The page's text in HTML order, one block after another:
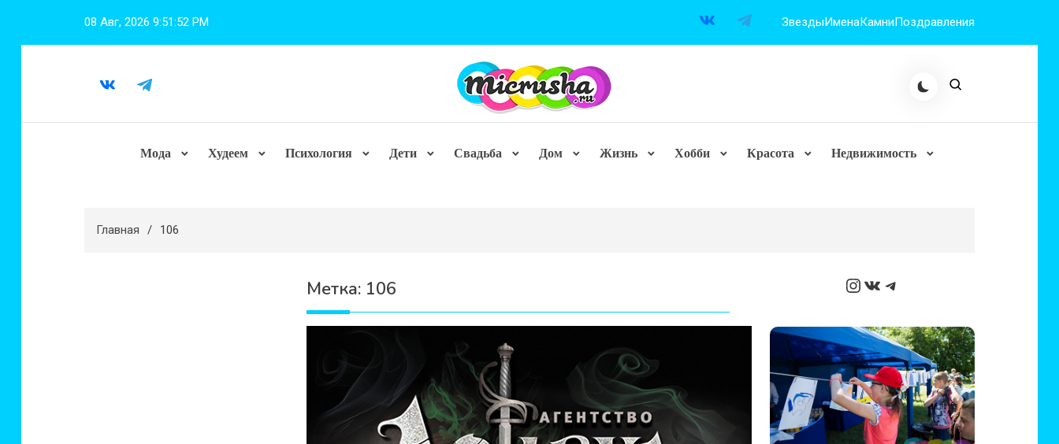
08 Авг, 2026 9:51:53 PM ЗвездыИменаКамниПоздравления
Мода Худеем Психология Дети Свадьба Дом Жизнь Хобби Красота Недвижимость
Главная 106
Метка: 106 Instagram
ВКонтакте
Telegram